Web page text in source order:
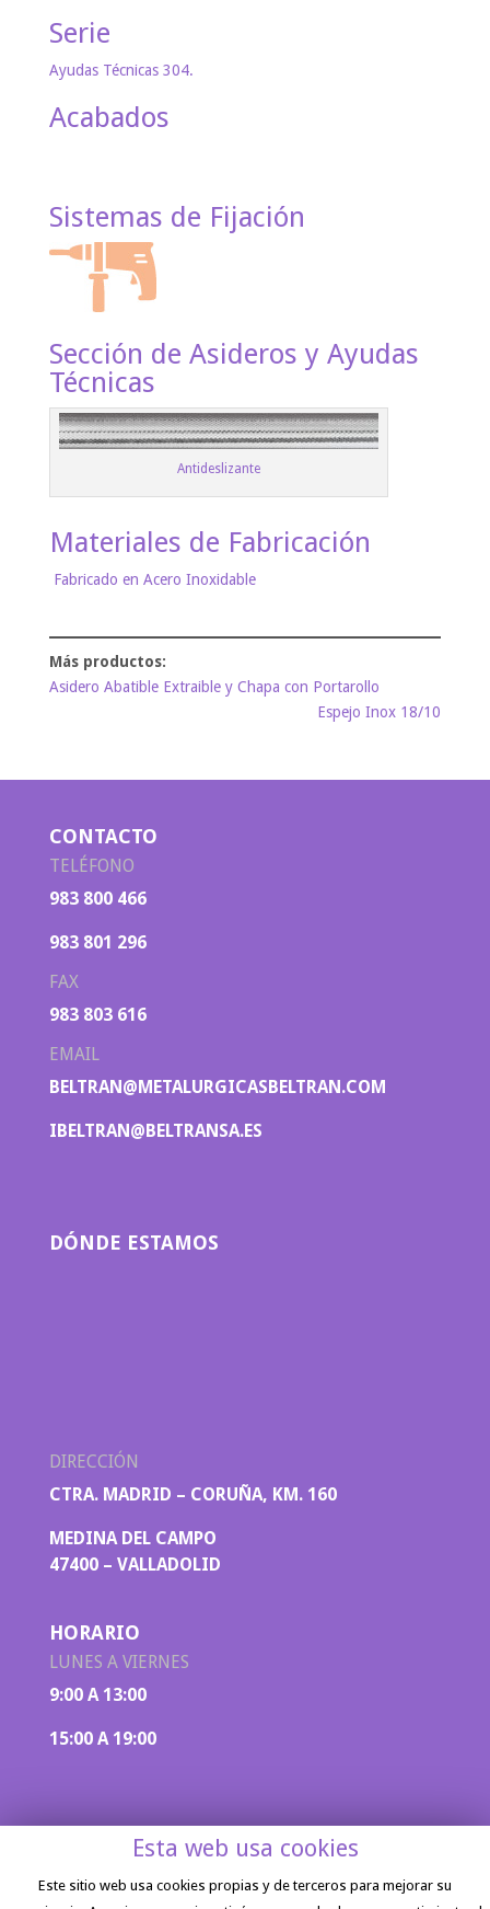
Serie
Ayudas Técnicas 304.
Acabados
Sistemas de Fijación
Sección de Asideros y Ayudas
Técnicas
Antideslizante
Materiales de Fabricación
Fabricado en Acero Inoxidable
Asidero Abatible Extraible y Chapa con Portarollo
Espejo Inox 18/10
CONTACTO
TELÉFONO
983 800 466
983 801 296
FAX
983 803 616
EMAIL
BELTRAN@METALURGICASBELTRAN.COM
IBELTRAN@BELTRANSA.ES
DÓNDE ESTAMOS
DIRECCIÓN
CTRA. MADRID – CORUÑA, KM. 160
MEDINA DEL CAMPO
47400 – VALLADOLID
HORARIO
LUNES A VIERNES
9:00 A 13:00
15:00 A 19:00
Esta web usa cookies
Este sitio web usa cookies propias y de terceros para mejorar su